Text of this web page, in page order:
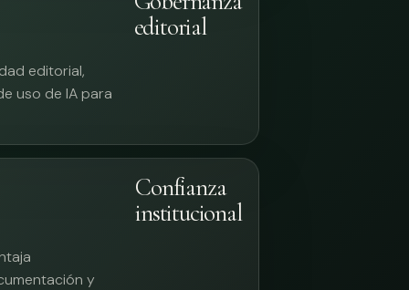
editorial
editorial,
uso de IA para
Confianza
institucional
y